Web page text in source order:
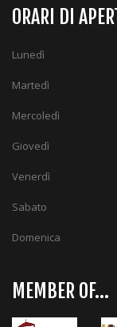
ORARI DI
Lunedì
Martedì
Mercoledì
Giovedì
Venerdì
Sabato
Domenica
MEMBER OF...